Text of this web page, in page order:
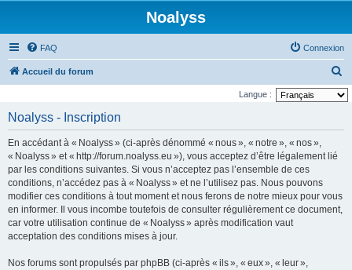
Noalyss
FAQ Connexion
Accueil du forum
e
Langue :
Noalyss - Inscription
En accédant à « Noalyss » (ci-après dénommé « nous », « notre », « nos »,
« Noalyss » et « http://forum.noalyss.eu »), vous acceptez d’être légalement lié
par les conditions suivantes. Si vous n’acceptez pas l’ensemble de ces
conditions, n’accédez pas à « Noalyss » et ne l’utilisez pas. Nous pouvons
modifier ces conditions à tout moment et nous ferons de notre mieux pour vous
en informer. Il vous incombe toutefois de consulter régulièrement ce document,
car votre utilisation continue de « Noalyss » après modification vaut
acceptation des conditions mises à jour.
Nos forums sont propulsés par phpBB (ci-après « ils », « eux », « leur »,